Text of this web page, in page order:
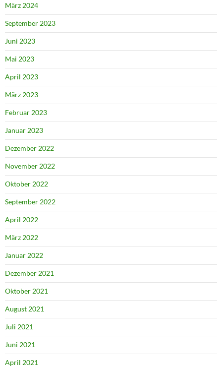
März 2024
September 2023
Juni 2023
Mai 2023
April 2023
März 2023
Februar 2023
Januar 2023
Dezember 2022
November 2022
Oktober 2022
September 2022
April 2022
März 2022
Januar 2022
Dezember 2021
Oktober 2021
August 2021
Juli 2021
Juni 2021
April 2021